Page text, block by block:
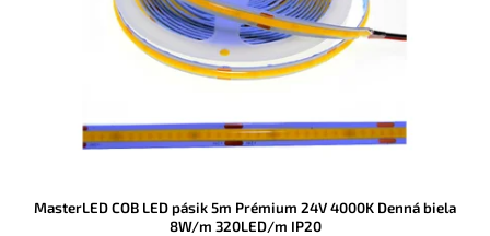
MasterLED COB LED pásik 5m Prémium 24V 4000K Denná biela
8W/m 320LED/m IP20